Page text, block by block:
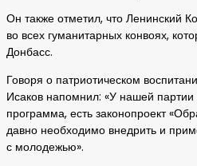
Он также отметил, что Ленинский
во всех гуманитарных конвоях,
Донбасс.
Говоря о патриотическом
Исаков напомнил: «У нашей
программа, есть законопроект
давно необходимо внедрить и
с молодежью».